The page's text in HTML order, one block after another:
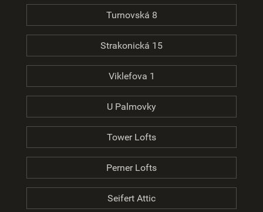
Turnovská 8
Strakonická 15
Viklefova 1
U Palmovky
Tower Lofts
Perner Lofts
Seifert Attic